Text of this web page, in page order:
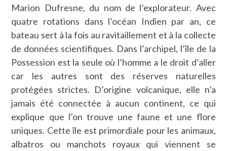
Marion Dufresne, du nom de l’explorateur. Avec
quatre rotations dans l’océan Indien par an, ce
bateau sert à la fois au ravitaillement et à la collecte
de données scientifiques. Dans l’archipel, l’île de la
Possession est la seule où l’homme a le droit d’aller
car les autres sont des réserves naturelles
protégées strictes. D’origine volcanique, elle n’a
jamais été connectée à aucun continent, ce qui
explique que l’on trouve une faune et une flore
uniques. Cette île est primordiale pour les animaux,
albatros ou manchots royaux qui viennent se